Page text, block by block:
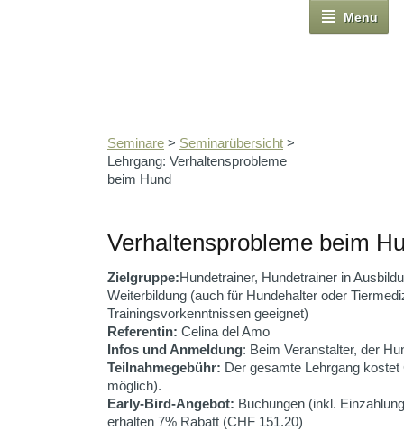
Menu
Seminare > Seminarübersicht >
Lehrgang: Verhaltensprobleme
beim Hund
Verhaltensprobleme beim
Zielgruppe:Hundetrainer, Hundetrainer in
Weiterbildung (auch für Hundehalter oder
Trainingsvorkenntnissen geeignet)
Referentin: Celina del Amo
Infos und Anmeldung: Beim Veranstalter, der
Teilnahmegebühr: Der gesamte Lehrgang kostet
möglich).
Early-Bird-Angebot: Buchungen (inkl.
erhalten 7% Rabatt (CHF 151.20)